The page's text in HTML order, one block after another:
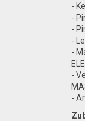
-
-
-
-
-
-
-